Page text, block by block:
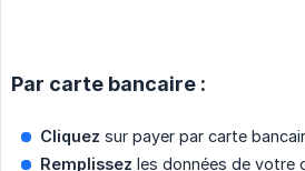
Par carte bancaire :
Cliquez sur payer par carte
Remplissez les données de votre